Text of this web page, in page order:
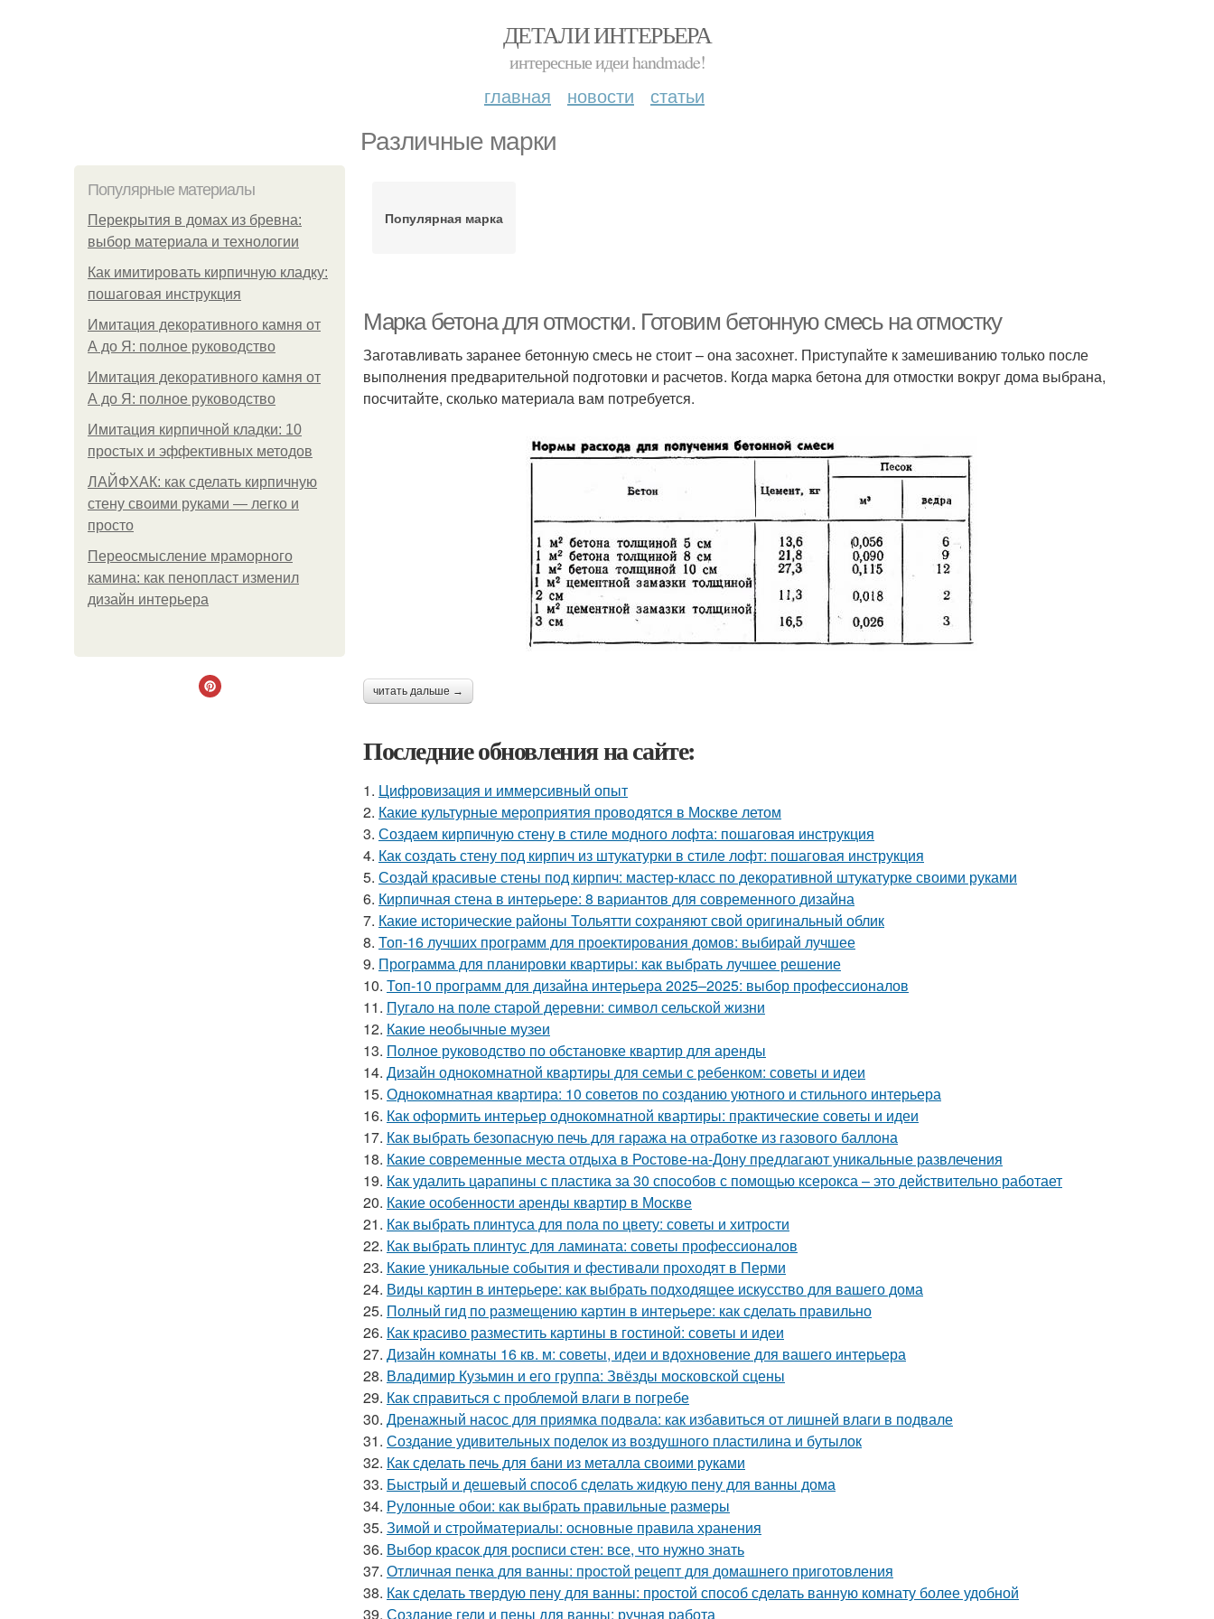
ДЕТАЛИ ИНТЕРЬЕРА
интересные идеи handmade!
главная новости статьи
Различные марки
Популярные материалы
Перекрытия в домах из бревна:
выбор материала и технологии
Как имитировать кирпичную кладку:
пошаговая инструкция
Имитация декоративного камня от
А до Я: полное руководство
Имитация декоративного камня от
А до Я: полное руководство
Имитация кирпичной кладки: 10
простых и эффективных методов
ЛАЙФХАК: как сделать кирпичную
стену своими руками — легко и
просто
Переосмысление мраморного
камина: как пенопласт изменил
дизайн интерьера
Популярная марка
Марка бетона для отмостки. Готовим бетонную смесь на отмостку
Заготавливать заранее бетонную смесь не стоит – она засохнет. Приступайте к замешиванию только после
выполнения предварительной подготовки и расчетов. Когда марка бетона для отмостки вокруг дома выбрана,
посчитайте, сколько материала вам потребуется.
читать дальше →
Последние обновления на сайте:
1. Цифровизация и иммерсивный опыт
2. Какие культурные мероприятия проводятся в Москве летом
3. Создаем кирпичную стену в стиле модного лофта: пошаговая инструкция
4. Как создать стену под кирпич из штукатурки в стиле лофт: пошаговая инструкция
5. Создай красивые стены под кирпич: мастер-класс по декоративной штукатурке своими руками
6. Кирпичная стена в интерьере: 8 вариантов для современного дизайна
7. Какие исторические районы Тольятти сохраняют свой оригинальный облик
8. Топ-16 лучших программ для проектирования домов: выбирай лучшее
9. Программа для планировки квартиры: как выбрать лучшее решение
10. Топ-10 программ для дизайна интерьера 2025–2025: выбор профессионалов
11. Пугало на поле старой деревни: символ сельской жизни
12. Какие необычные музеи
13. Полное руководство по обстановке квартир для аренды
14. Дизайн однокомнатной квартиры для семьи с ребенком: советы и идеи
15. Однокомнатная квартира: 10 советов по созданию уютного и стильного интерьера
16. Как оформить интерьер однокомнатной квартиры: практические советы и идеи
17. Как выбрать безопасную печь для гаража на отработке из газового баллона
18. Какие современные места отдыха в Ростове-на-Дону предлагают уникальные развлечения
19. Как удалить царапины с пластика за 30 способов с помощью ксерокса – это действительно работает
20. Какие особенности аренды квартир в Москве
21. Как выбрать плинтуса для пола по цвету: советы и хитрости
22. Как выбрать плинтус для ламината: советы профессионалов
23. Какие уникальные события и фестивали проходят в Перми
24. Виды картин в интерьере: как выбрать подходящее искусство для вашего дома
25. Полный гид по размещению картин в интерьере: как сделать правильно
26. Как красиво разместить картины в гостиной: советы и идеи
27. Дизайн комнаты 16 кв. м: советы, идеи и вдохновение для вашего интерьера
28. Владимир Кузьмин и его группа: Звёзды московской сцены
29. Как справиться с проблемой влаги в погребе
30. Дренажный насос для приямка подвала: как избавиться от лишней влаги в подвале
31. Создание удивительных поделок из воздушного пластилина и бутылок
32. Как сделать печь для бани из металла своими руками
33. Быстрый и дешевый способ сделать жидкую пену для ванны дома
34. Рулонные обои: как выбрать правильные размеры
35. Зимой и стройматериалы: основные правила хранения
36. Выбор красок для росписи стен: все, что нужно знать
37. Отличная пенка для ванны: простой рецепт для домашнего приготовления
38. Как сделать твердую пену для ванны: простой способ сделать ванную комнату более удобной
39. Создание гели и пены для ванны: ручная работа